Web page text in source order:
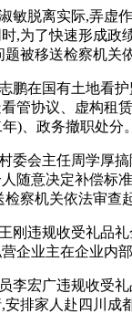
敏脱离实际,弄虚
,为了快速形成
被移送检察机关
鹏在国有土地看
管协议、虚构租
)、政务撤职处分。
委会主任周学厚
随意决定补偿标
察机关依法审查
刚违规收受礼品
企业主在企业内
李宏广违规收受
排家人赴四川